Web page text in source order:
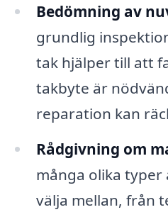
Bedömning av
grundlig
tak hjälper till att
takbyte är
reparation kan
Rådgivning om
många olika
välja mellan, från